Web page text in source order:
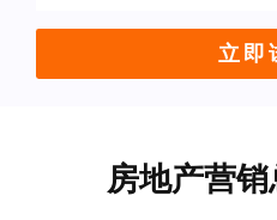
立即
房地产营